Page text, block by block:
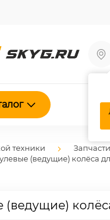
техники Запчасти
(ведущие) колёса
(ведущие)